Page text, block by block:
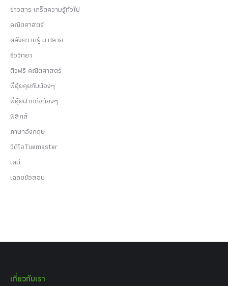
ข่าวสาร เกร็ดความรู้ทั่วไป
คณิตศาสตร์
คลังความรู้ ม.ปลาย
ชีววิทยา
ติวฟรี คณิตศาสตร์
พี่อุ๋ยคุยกับน้องๆ
พี่อุ๋ยฝากถึงน้องๆ
ฟิสิกส์
ภาษาอังกฤษ
วีดีโอTuemaster
เคมี
เฉลยข้อสอบ
เกี่ยวกับเรา